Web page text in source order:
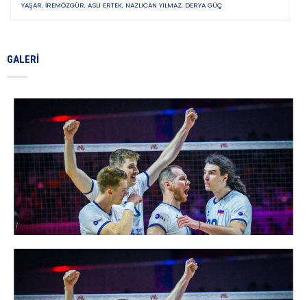
YAŞAR, İREMÖZGÜR, ASLI ERTEK, NAZLICAN YILMAZ, DERYA GÜÇ
GALERI